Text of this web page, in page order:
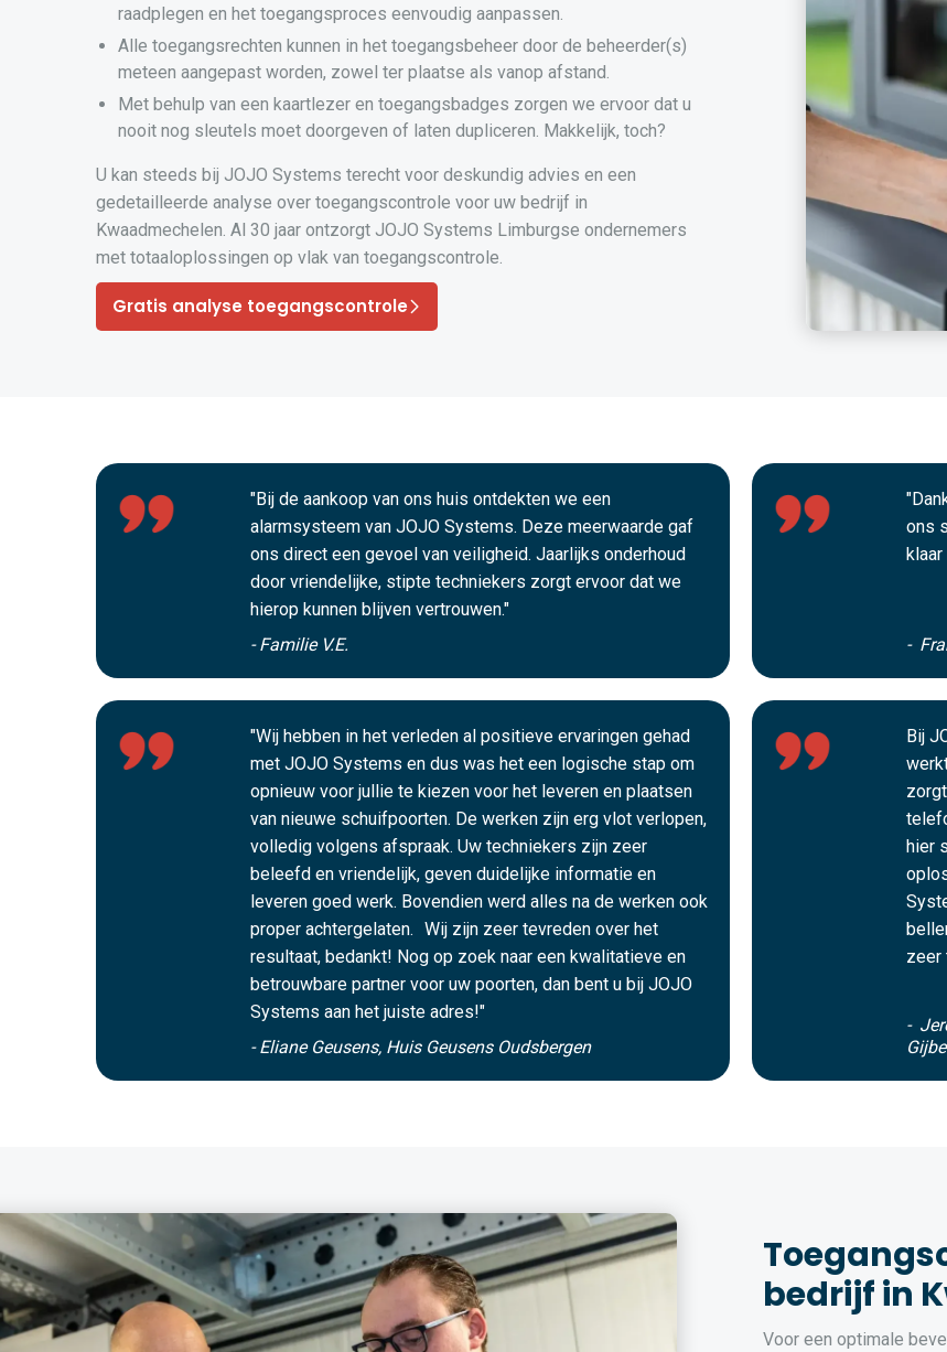
raadplegen en het toegangsproces eenvoudig aanpassen.
Alle toegangsrechten kunnen in het toegangsbeheer door de beheerder(s)
meteen aangepast worden, zowel ter plaatse als vanop afstand.
Met behulp van een kaartlezer en toegangsbadges zorgen we ervoor dat u
nooit nog sleutels moet doorgeven of laten dupliceren. Makkelijk, toch?
U kan steeds bij JOJO Systems terecht voor deskundig advies en een
gedetailleerde analyse over toegangscontrole voor uw bedrijf in
Kwaadmechelen. Al 30 jaar ontzorgt JOJO Systems Limburgse ondernemers
met totaaloplossingen op vlak van toegangscontrole.
Gratis analyse toegangscontrole
"Bij de aankoop van ons huis ontdekten we een
alarmsysteem van JOJO Systems. Deze meerwaarde gaf
ons direct een gevoel van veiligheid. Jaarlijks onderhoud
door vriendelijke, stipte techniekers zorgt ervoor dat we
hierop kunnen blijven vertrouwen."
- Familie V.E.
ons
klaar
-
"Wij hebben in het verleden al positieve ervaringen gehad
met JOJO Systems en dus was het een logische stap om
opnieuw voor jullie te kiezen voor het leveren en plaatsen
van nieuwe schuifpoorten. De werken zijn erg vlot verlopen,
volledig volgens afspraak. Uw techniekers zijn zeer
beleefd en vriendelijk, geven duidelijke informatie en
leveren goed werk. Bovendien werd alles na de werken ook
proper achtergelaten. Wij zijn zeer tevreden over het
resultaat, bedankt! Nog op zoek naar een kwalitatieve en
betrouwbare partner voor uw poorten, dan bent u bij JOJO
Systems aan het juiste adres!"
- Eliane Geusens, Huis Geusens Oudsbergen
Bij
hier
zeer
-
bedrijf in
Voor een optimale